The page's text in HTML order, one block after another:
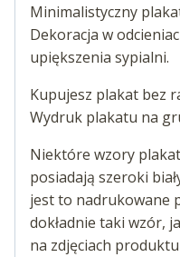
Minimalistyczny
Dekoracja w
upiększenia sypialni.
Kupujesz plakat bez
Wydruk plakatu na
Niektóre wzory
posiadają szeroki
jest to nadrukowane
dokładnie taki wzór,
na zdjęciach